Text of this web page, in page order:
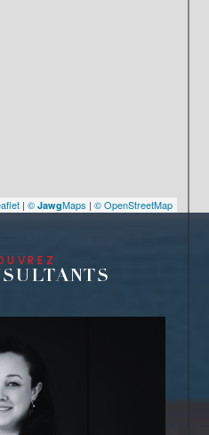
| © JawgMaps | © OpenStreetMap